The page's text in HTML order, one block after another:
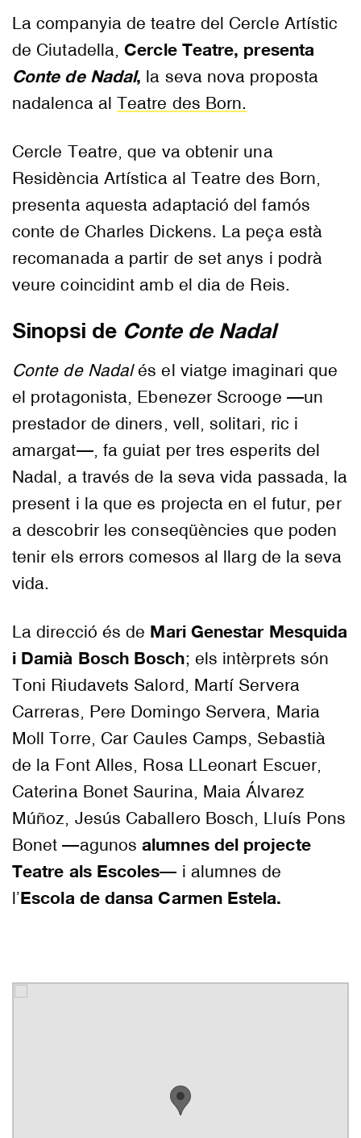
La companyia de teatre del Cercle Artístic
de Ciutadella,Cercle Teatre, presenta
Conte de Nadal, la seva nova proposta
nadalenca alTeatre des Born.
Cercle Teatre, que va obtenir una
Residència Artística al Teatre des Born,
presenta aquesta adaptació del famós
conte de Charles Dickens. La peça està
recomanada a partir de set anys i podrà
veure coincidint amb el dia de Reis.
Sinopsi de Conte de Nadal
Conte de Nadalés el viatge imaginari que
el protagonista, Ebenezer Scrooge —un
prestador de diners, vell, solitari, ric i
amargat—, fa guiat per tres esperits del
Nadal, a través de la seva vida passada, la
present i la que es projecta en el futur, per
a descobrir les conseqüències que poden
tenir els errors comesos al llarg de la seva
vida.
La direcció és de Mari Genestar Mesquida
i Damià Bosch Bosch; els intèrprets són
Toni Riudavets Salord, Martí Servera
Carreras, Pere Domingo Servera, Maria
Moll Torre, Car Caules Camps, Sebastià
de la Font Alles, Rosa LLeonart Escuer,
Caterina Bonet Saurina, Maia Álvarez
Múñoz, Jesús Caballero Bosch, Lluís Pons
Bonet —agunosalumnes del projecte
Teatre als Escoles— i alumnes de
l’Escola de dansa Carmen Estela.